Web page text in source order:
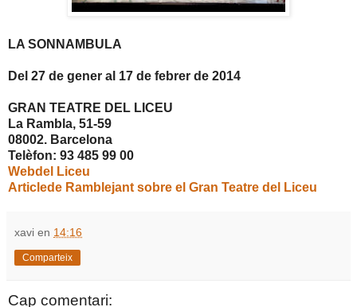
LA SONNAMBULA
Del 27 de gener al 17 de febrer de 2014
GRAN TEATRE DEL LICEU
La Rambla, 51-59
08002. Barcelona
Telèfon: 93 485 99 00
Webdel Liceu
Articlede Ramblejant sobre el Gran Teatre del Liceu
xavi en 14:16
Comparteix
Cap comentari: